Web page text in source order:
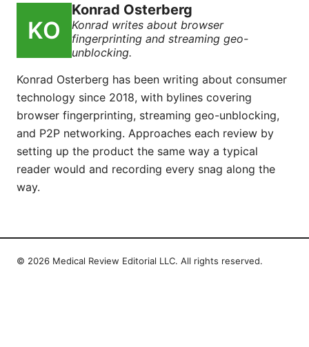
Konrad Osterberg
Konrad writes about browser
fingerprinting and streaming geo-
unblocking.
Konrad Osterberg has been writing about consumer
technology since 2018, with bylines covering
browser fingerprinting, streaming geo-unblocking,
and P2P networking. Approaches each review by
setting up the product the same way a typical
reader would and recording every snag along the
way.
© 2026 Medical Review Editorial LLC. All rights reserved.